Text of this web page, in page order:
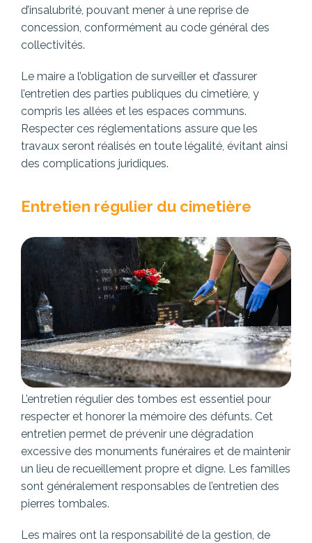
d’insalubrité, pouvant mener à une reprise de
concession, conformément au code général des
collectivités.
Le maire a l’obligation de surveiller et d’assurer
l’entretien des parties publiques du cimetière, y
compris les allées et les espaces communs.
Respecter ces réglementations assure que les
travaux seront réalisés en toute légalité, évitant ainsi
des complications juridiques.
Entretien régulier du cimetière
L’entretien régulier des tombes est essentiel pour
respecter et honorer la mémoire des défunts. Cet
entretien permet de prévenir une dégradation
excessive des monuments funéraires et de maintenir
un lieu de recueillement propre et digne. Les familles
sont généralement responsables de l’entretien des
pierres tombales.
Les maires ont la responsabilité de la gestion, de